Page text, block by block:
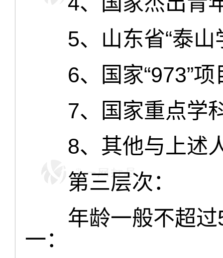
5、山东省“泰山
6、国家“973”项
7、国家重点学科
8、其他与上述
第三层次：
年龄一般不超过
一：